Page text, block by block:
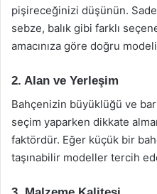
pişireceğinizi düşünün.
sebze, balık gibi farklı
amacınıza göre doğru
2. Alan ve Yerleşim
Bahçenizin büyüklüğü ve
seçim yaparken dikkate
faktördür. Eğer küçük bir
taşınabilir modeller tercih